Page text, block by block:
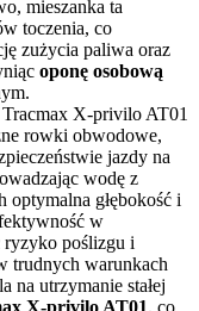
mieszanka ta
toczenia, co
zużycia paliwa oraz
oponę osobową
Tracmax X-privilo AT01
rowki obwodowe,
jazdy na
wodę z
głębokość i
w
poślizgu i
trudnych warunkach
na utrzymanie stałej
X-privilo AT01, co